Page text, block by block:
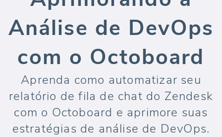
Análise de DevOps
com o Octoboard
Aprenda como automatizar seu
relatório de fila de chat do Zendesk
com o Octoboard e aprimore suas
estratégias de análise de DevOps.